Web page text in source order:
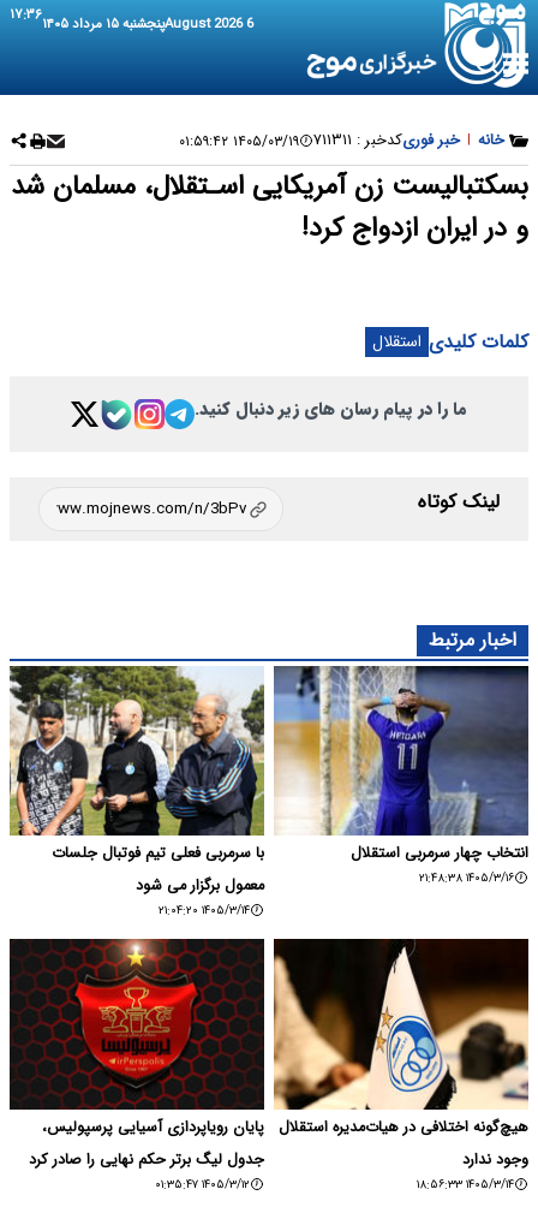
6 August 2026 پنجشنبه ۱۵ مرداد ۱۴۰۵ ۱۷:۳۶
خانه | خبر فوریکدخبر : ۷۱۱۳۱۱ ۱۴۰۵/۰۳/۱۹ ۰۱:۵۹:۴۲
بسکتبالیست زن آمریکایی اسـتقلال، مسلمان شد
و در ایران ازدواج کرد!
کلمات کلیدی استقلال
ما را در پیام رسان های زیر دنبال کنید.
لینک کوتاه
اخبار مرتبط
انتخاب چهار سرمربی استقلال
۱۴۰۵/۳/۱۶ ۲۱:۴۸:۳۸
با سرمربی فعلی تیم فوتبال جلسات
معمول برگزار می شود
۱۴۰۵/۳/۱۴ ۲۱:۰۴:۲۰
هیچ‌گونه اختلافی در هیات‌مدیره استقلال
وجود ندارد
۱۴۰۵/۳/۱۴ ۱۸:۵۶:۳۳
پایان رویاپردازی آسیایی پرسپولیس،
جدول لیگ برتر حکم نهایی را صادر کرد
۱۴۰۵/۳/۱۲ ۰۱:۳۵:۴۷